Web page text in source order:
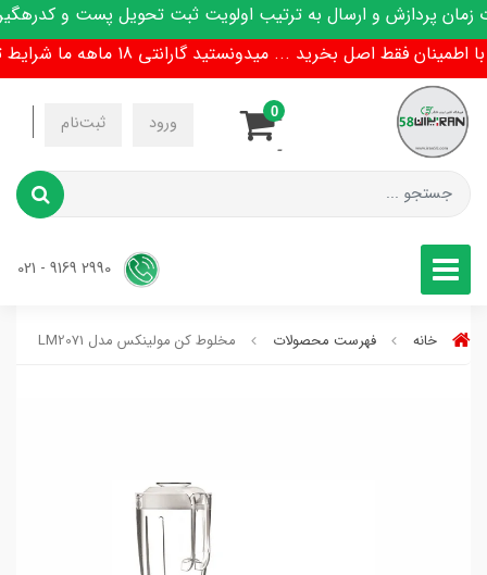
پردازش و ارسال به ترتیب اولویت ثبت تحویل پست و کدرهگیری
فقط اصل بخرید ... میدونستید گارانتی 18 ماهه ما شرایط تعویض هم داره !
ورود ثبت‌نام
-
-
0
خانه فهرست محصولات مخلوط کن مولینکس مدل LM2071